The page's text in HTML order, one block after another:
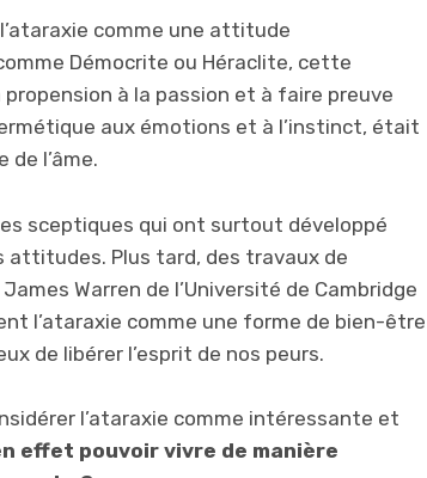
comme une attitude
Démocrite ou Héraclite, cette
à la passion et à faire preuve
aux émotions et à l’instinct, était
de l’âme.
sceptiques qui ont surtout développé
Plus tard, des travaux de
Warren de l’Université de Cambridge
l’ataraxie comme une forme de bien-être
de libérer l’esprit de nos peurs.
l’ataraxie comme intéressante et
effet pouvoir vivre de manière